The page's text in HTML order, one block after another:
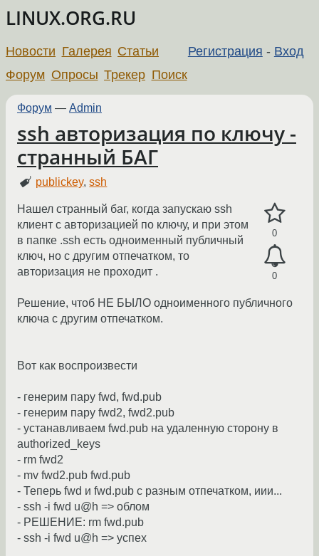
LINUX.ORG.RU
Регистрация - Вход
Новости Галерея Статьи
Форум Опросы Трекер Поиск
Форум — Admin
ssh авторизация по ключу -
странный БАГ
publickey,ssh
0
0
Нашел странный баг, когда запускаю ssh
клиент с авторизацией по ключу, и при этом
в папке .ssh есть одноименный публичный
ключ, но с другим отпечатком, то
авторизация не проходит .
Решение, чтоб НЕ БЫЛО одноименного публичного
ключа с другим отпечатком.
Вот как воспроизвести
- генерим пару fwd, fwd.pub
- генерим пару fwd2, fwd2.pub
- устанавливаем fwd.pub на удаленную сторону в
authorized_keys
- rm fwd2
- mv fwd2.pub fwd.pub
- Теперь fwd и fwd.pub с разным отпечатком, иии...
- ssh -i fwd u@h => облом
- РЕШЕНИЕ: rm fwd.pub
- ssh -i fwd u@h => успех